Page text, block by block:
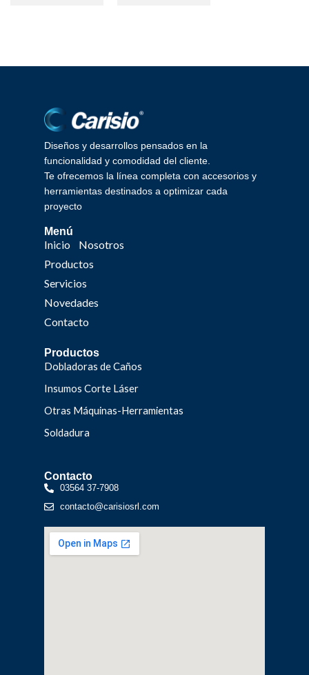
Diseños y desarrollos pensados en la
funcionalidad y comodidad del cliente.
Te ofrecemos la línea completa con accesorios y
herramientas destinados a optimizar cada
proyecto
Menú
Inicio
Nosotros
Productos
Servicios
Novedades
Contacto
Productos
Dobladoras de Caños
Insumos Corte Láser
Otras Máquinas-Herramientas
Soldadura
Contacto
03564 37-7908
contacto@carisiosrl.com